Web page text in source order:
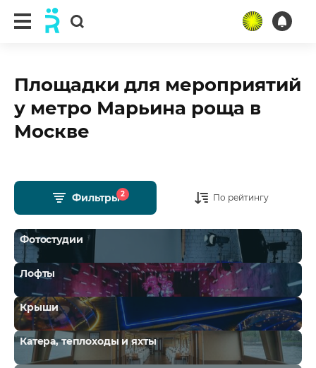
Площадки для мероприятий
у метро Марьина роща в
Москве
Фильтры2 По рейтингу
Фотостудии
Лофты
Крыши
Катера, теплоходы и яхты